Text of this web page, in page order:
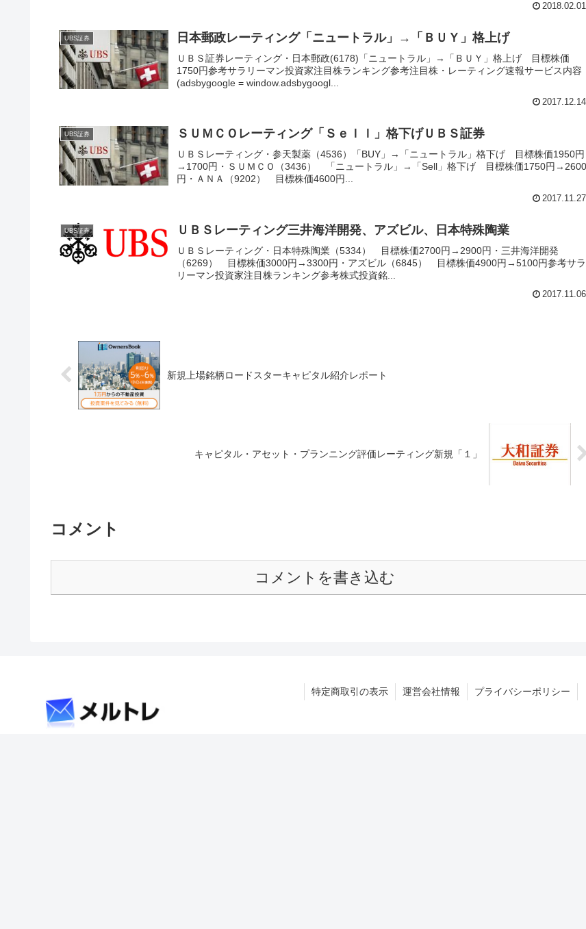
2018.02.01
UBS証券 日本郵政レーティング「ニュートラル」→「ＢＵＹ」格上げ
ＵＢＳ証券レーティング・日本郵政(6178)「ニュートラル」→「ＢＵＹ」格上げ 目標株価
1750円参考サラリーマン投資家注目株ランキング参考注目株・レーティング速報サービス内容
(adsbygoogle = window.adsbygoogl...
2017.12.14
UBS証券 ＳＵＭＣＯレーティング「Ｓｅｌｌ」格下げＵＢＳ証券
ＵＢＳレーティング・参天製薬（4536）「BUY」→「ニュートラル」格下げ 目標株価1950円
→1700円・ＳＵＭＣＯ（3436） 「ニュートラル」→「Sell」格下げ 目標株価1750円→2600
円・ＡＮＡ（9202） 目標株価4600円...
2017.11.27
UBS証券 ＵＢＳレーティング三井海洋開発、アズビル、日本特殊陶業
ＵＢＳレーティング・日本特殊陶業（5334） 目標株価2700円→2900円・三井海洋開発
（6269） 目標株価3000円→3300円・アズビル（6845） 目標株価4900円→5100円参考サラ
リーマン投資家注目株ランキング参考株式投資銘...
2017.11.06
新規上場銘柄ロードスターキャピタル紹介レポート
キャピタル・アセット・プランニング評価レーティング新規「１」
コメント
コメントを書き込む
特定商取引の表示 運営会社情報 プライバシーポリシー